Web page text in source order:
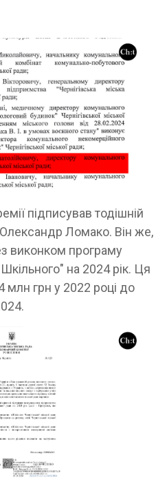
підписував тодішній
Ломако. Він же,
виконком програму
на 2024 рік. Ця
млн грн у 2022 році до